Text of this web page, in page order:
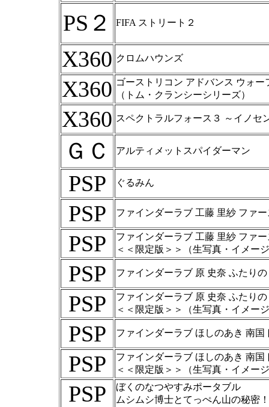
PS２ FIFA ストリート２
X360 クロムハウンズ
X360 ゴーストリコン アドバンス ウォー
（トム・クランシーシリーズ）
X360 スペクトラルフォース３ ～イノセ
ＧＣ アルティメットスパイダーマン
PSP ぐるみん
PSP ファインダーラブ 工藤 里紗 ファ
PSP
ファインダーラブ 工藤 里紗 ファ
＜＜限定版＞＞（生写真・イメー
PSP ファインダーラブ 原 史奈 ふたり
PSP
ファインダーラブ 原 史奈 ふたり
＜＜限定版＞＞（生写真・イメー
PSP ファインダーラブ ほしのあき 南国
PSP
ファインダーラブ ほしのあき 南国
＜＜限定版＞＞（生写真・イメー
PSP
ぼくのなつやすみポータブル
ムシムシ博士とてっぺん山の秘密